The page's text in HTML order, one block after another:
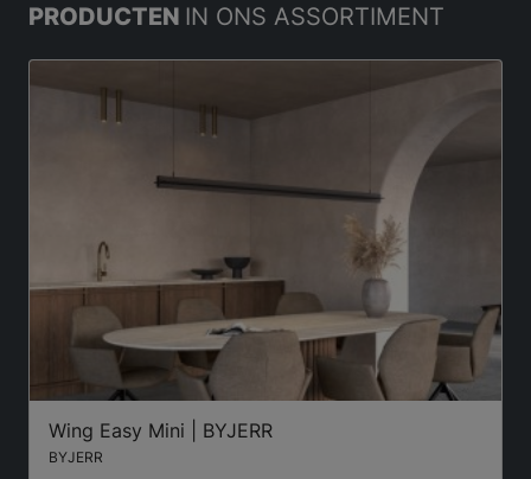
PRODUCTEN IN ONS ASSORTIMENT
Wing Easy Mini | BYJERR
BYJERR